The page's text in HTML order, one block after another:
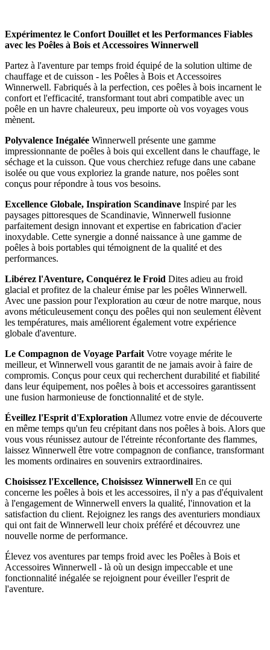
Expérimentez le Confort Douillet et les Performances Fiables
avec les Poêles à Bois et Accessoires Winnerwell
Partez à l'aventure par temps froid équipé de la solution ultime de
chauffage et de cuisson - les Poêles à Bois et Accessoires
Winnerwell. Fabriqués à la perfection, ces poêles à bois incarnent le
confort et l'efficacité, transformant tout abri compatible avec un
poêle en un havre chaleureux, peu importe où vos voyages vous
mènent.
Polyvalence Inégalée Winnerwell présente une gamme
impressionnante de poêles à bois qui excellent dans le chauffage, le
séchage et la cuisson. Que vous cherchiez refuge dans une cabane
isolée ou que vous exploriez la grande nature, nos poêles sont
conçus pour répondre à tous vos besoins.
Excellence Globale, Inspiration Scandinave Inspiré par les
paysages pittoresques de Scandinavie, Winnerwell fusionne
parfaitement design innovant et expertise en fabrication d'acier
inoxydable. Cette synergie a donné naissance à une gamme de
poêles à bois portables qui témoignent de la qualité et des
performances.
Libérez l'Aventure, Conquérez le Froid Dites adieu au froid
glacial et profitez de la chaleur émise par les poêles Winnerwell.
Avec une passion pour l'exploration au cœur de notre marque, nous
avons méticuleusement conçu des poêles qui non seulement élèvent
les températures, mais améliorent également votre expérience
globale d'aventure.
Le Compagnon de Voyage Parfait Votre voyage mérite le
meilleur, et Winnerwell vous garantit de ne jamais avoir à faire de
compromis. Conçus pour ceux qui recherchent durabilité et fiabilité
dans leur équipement, nos poêles à bois et accessoires garantissent
une fusion harmonieuse de fonctionnalité et de style.
Éveillez l'Esprit d'Exploration Allumez votre envie de découverte
en même temps qu'un feu crépitant dans nos poêles à bois. Alors que
vous vous réunissez autour de l'étreinte réconfortante des flammes,
laissez Winnerwell être votre compagnon de confiance, transformant
les moments ordinaires en souvenirs extraordinaires.
Choisissez l'Excellence, Choisissez Winnerwell En ce qui
concerne les poêles à bois et les accessoires, il n'y a pas d'équivalent
à l'engagement de Winnerwell envers la qualité, l'innovation et la
satisfaction du client. Rejoignez les rangs des aventuriers mondiaux
qui ont fait de Winnerwell leur choix préféré et découvrez une
nouvelle norme de performance.
Élevez vos aventures par temps froid avec les Poêles à Bois et
Accessoires Winnerwell - là où un design impeccable et une
fonctionnalité inégalée se rejoignent pour éveiller l'esprit de
l'aventure.